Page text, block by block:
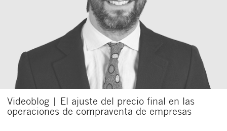
Videoblog | El ajuste del precio final en las
operaciones de compraventa de empresas